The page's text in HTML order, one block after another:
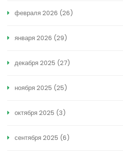
февраля 2026 (26)
января 2026 (29)
декабря 2025 (27)
ноября 2025 (25)
октября 2025 (3)
сентября 2025 (6)